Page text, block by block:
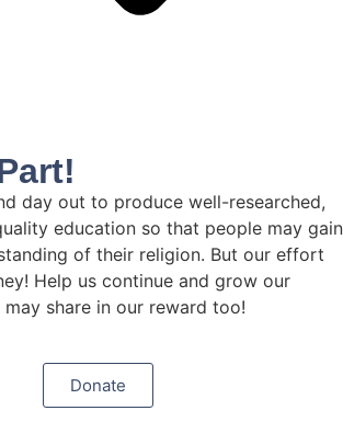
day out to produce well-researched,
education so that people may gain
of their religion. But our effort
Help us continue and grow our
share in our reward too!
Donate